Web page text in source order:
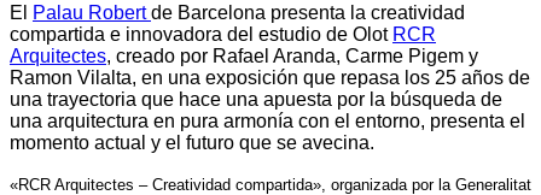
El
Palau Robertde Barcelona presenta la creatividad
compartida e innovadora del estudio de Olot RCR
Arquitectes, creado por Rafael Aranda, Carme Pigem y
Ramon Vilalta, en una exposición que repasa los 25 años de
una trayectoria que hace una apuesta por la búsqueda de
una arquitectura en pura armonía con el entorno, presenta el
momento actual y el futuro que se avecina.
«RCR Arquitectes – Creatividad compartida», organizada por la Generalitat